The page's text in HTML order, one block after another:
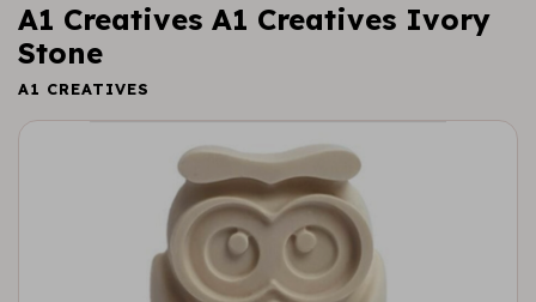
A1 Creatives A1 Creatives Ivory
Stone
A1 CREATIVES